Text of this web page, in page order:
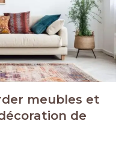
meubles et
de